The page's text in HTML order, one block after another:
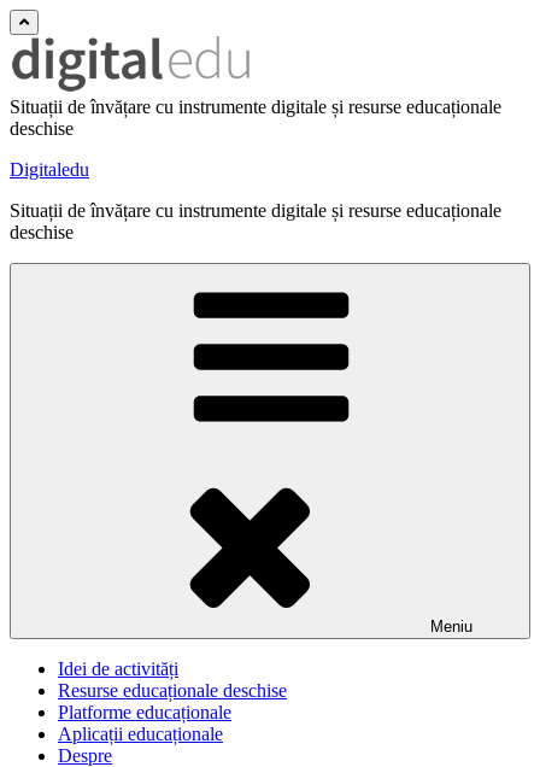
Situații de învățare cu instrumente digitale și resurse educaționale
deschise
Digitaledu
Situații de învățare cu instrumente digitale și resurse educaționale
deschise
Meniu
Idei de activități
Resurse educaționale deschise
Platforme educaționale
Aplicații educaționale
Despre